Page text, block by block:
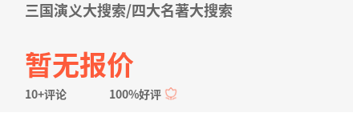
三国演义大搜索/四大名著大搜索
暂无报价
10+评论
100%好评